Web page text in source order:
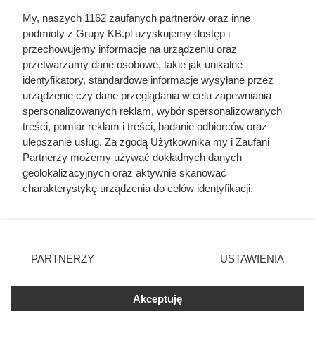
Czytaj także:
Córki Młynarskiego przerwały milczenie. „Żyliśmy
w strachu”
My, naszych 1162 zaufanych partnerów oraz inne
podmioty z Grupy KB.pl uzyskujemy dostęp i
przechowujemy informacje na urządzeniu oraz
przetwarzamy dane osobowe, takie jak unikalne
identyfikatory, standardowe informacje wysyłane przez
urządzenie czy dane przeglądania w celu zapewniania
spersonalizowanych reklam, wybór spersonalizowanych
treści, pomiar reklam i treści, badanie odbiorców oraz
ulepszanie usług. Za zgodą Użytkownika my i Zaufani
Partnerzy możemy używać dokładnych danych
geolokalizacyjnych oraz aktywnie skanować
charakterystykę urządzenia do celów identyfikacji.
zmienić/wycofać klikając przycisk ustawień prywatności
znajdujący się w lewym dolnym rogu strony. Niektóre
użytkownika, ale masz prawo sprzeciwić się takiemu
przetwarzaniu. Preferencje będą miały zastosowania tylko
PARTNERZY USTAWIENIA
Akceptuję